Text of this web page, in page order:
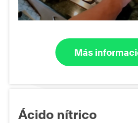
Más
Ácido nítrico